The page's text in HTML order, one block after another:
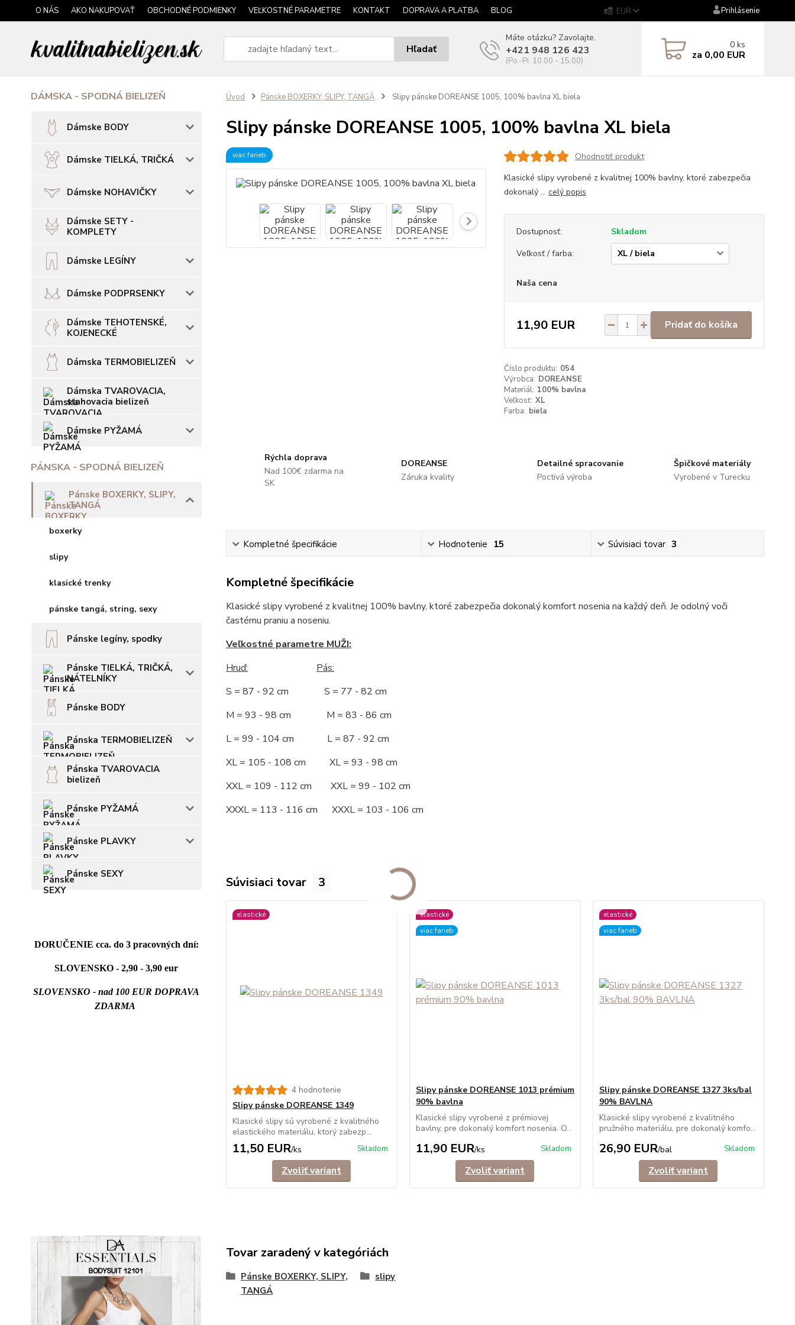
O NÁS AKO NAKUPOVAŤ OBCHODNÉ PODMIENKY VEĽKOSTNÉ PARAMETRE KONTAKT DOPRAVA A PLATBA BLOG EUR Prihlásenie
Hľadať
Máte otázku? Zavolajte.
+421 948 126 423
(Po.-Pi. 10.00 - 15.00)
0 ks
za 0,00 EUR
DÁMSKA - SPODNÁ BIELIZEŇ
Dámske BODY
Dámske TIELKÁ, TRIČKÁ
Dámske NOHAVIČKY
Dámske SETY -
KOMPLETY
Dámske LEGÍNY
Dámske PODPRSENKY
Dámske TEHOTENSKÉ,
KOJENECKÉ
Dámska TERMOBIELIZEŇ
Dámska TVAROVACIA,
sťahovacia bielizeň
Dámske PYŽAMÁ
PÁNSKA - SPODNÁ BIELIZEŇ
Pánske BOXERKY, SLIPY,
TANGÁ
boxerky
slipy
klasické trenky
pánske tangá, string, sexy
Pánske legíny, spodky
Pánske TIELKÁ, TRIČKÁ,
NÁTELNÍKY
Pánske BODY
Pánska TERMOBIELIZEŇ
Pánska TVAROVACIA
bielizeň
Pánske PYŽAMÁ
Pánske PLAVKY
Pánske SEXY
DORUČENIE cca. do 3 pracovných dní:
SLOVENSKO - 2,90 - 3,90 eur
SLOVENSKO - nad 100 EUR DOPRAVA
ZDARMA
Úvod Pánske BOXERKY, SLIPY, TANGÁ Slipy pánske DOREANSE 1005, 100% bavlna XL biela
Slipy pánske DOREANSE 1005, 100% bavlna XL biela
viac farieb
Ohodnotiť produkt
Klasické slipy vyrobené z kvalitnej 100% bavlny, ktoré zabezpečia
dokonalý ... celý popis
Dostupnosť:
Skladom
Veľkosť / farba:
Naša cena
11,90 EUR Pridať do košíka
Číslo produktu: 054
Výrobca: DOREANSE
Materiál: 100% bavlna
Veľkosť: XL
Farba: biela
Rýchla doprava
Nad 100€ zdarma na
SK
DOREANSE
Záruka kvality
Detailné spracovanie
Poctivá výroba
Špičkové materiály
Vyrobené v Turecku
Kompletné špecifikácie Hodnotenie 15 Súvisiaci tovar 3
Kompletné špecifikácie
Klasické slipy vyrobené z kvalitnej 100% bavlny, ktoré zabezpečia dokonalý komfort nosenia na každý deň. Je odolný voči
častému praniu a noseniu.
Veľkostné parametre MUŽI:
Hruď:
Pás:
S = 87 - 92 cm S = 77 - 82 cm
M = 93 - 98 cm M = 83 - 86 cm
L = 99 - 104 cm L = 87 - 92 cm
XL = 105 - 108 cm XL = 93 - 98 cm
XXL = 109 - 112 cm XXL = 99 - 102 cm
XXXL = 113 - 116 cm XXXL = 103 - 106 cm
Súvisiaci tovar 3
elastické
4 hodnotenie
Slipy pánske DOREANSE 1349
Klasické slipy sú vyrobené z kvalitného
elastického materiálu, ktorý zabezp...
11,50 EUR/ks Skladom
Zvoliť variant
elastické
viac farieb
Slipy pánske DOREANSE 1013 prémium
90% bavlna
Klasické slipy vyrobené z prémiovej
bavlny, pre dokonalý komfort nosenia. O...
11,90 EUR/ks Skladom
Zvoliť variant
elastické
viac farieb
Slipy pánske DOREANSE 1327 3ks/bal
90% BAVLNA
Klasické slipy vyrobené z kvalitného
pružného materiálu, pre dokonalý komfo...
26,90 EUR/bal Skladom
Zvoliť variant
Tovar zaradený v kategóriách
Pánske BOXERKY, SLIPY,
TANGÁ
slipy